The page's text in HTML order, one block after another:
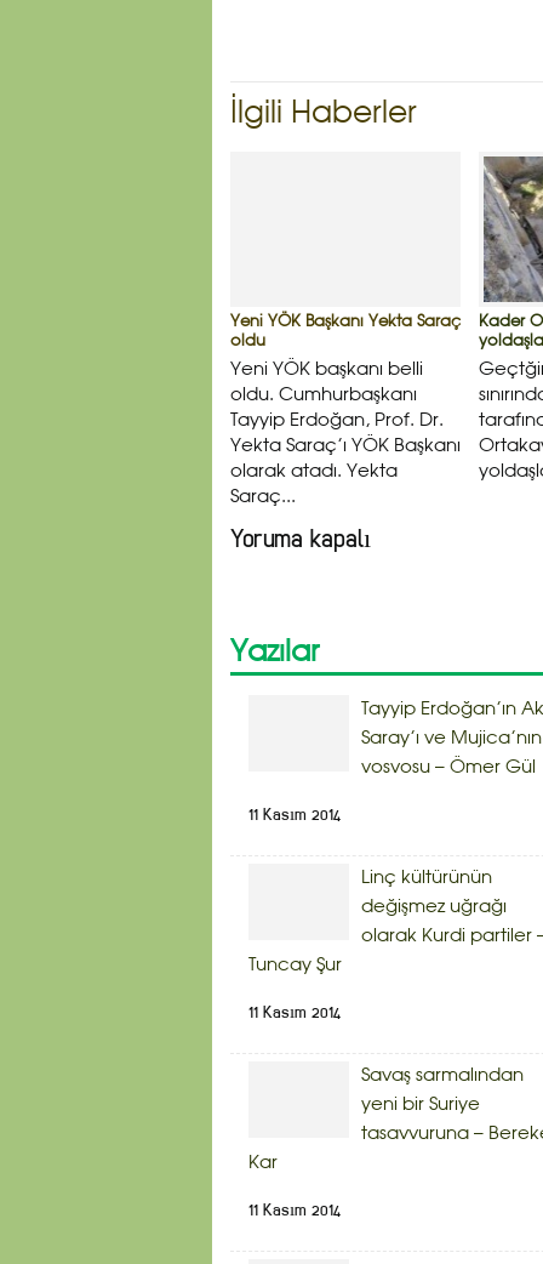
İlgili Haberler
Yeni YÖK Başkanı Yekta Saraç
oldu
Yeni YÖK başkanı belli
oldu. Cumhurbaşkanı
Tayyip Erdoğan, Prof. Dr.
Yekta Saraç’ı YÖK Başkanı
olarak atadı. Yekta
Saraç...
Kader
Yoruma kapalı
Yazılar
Tayyip Erdoğan’ın Ak
Saray’ı ve Mujica’nın
vosvosu – Ömer Gül
11 Kasım 2014
Linç kültürünün
değişmez uğrağı
olarak Kurdi partiler
Tuncay Şur
11 Kasım 2014
Savaş sarmalından
yeni bir Suriye
tasavvuruna –
Kar
11 Kasım 2014